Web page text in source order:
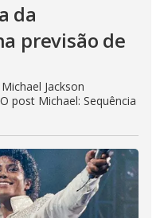
da
previsão de
Jackson
post Michael: Sequência